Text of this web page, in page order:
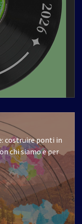
costruire ponti in
chi siamo e per